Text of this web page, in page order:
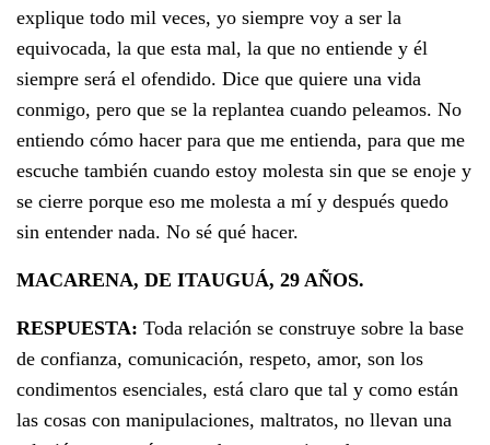
explique todo mil veces, yo siempre voy a ser la
equivocada, la que esta mal, la que no entiende y él
siempre será el ofendido. Dice que quiere una vida
conmigo, pero que se la replantea cuando peleamos. No
entiendo cómo hacer para que me entienda, para que me
escuche también cuando estoy molesta sin que se enoje y
se cierre porque eso me molesta a mí y después quedo
sin entender nada. No sé qué hacer.
MACARENA, DE ITAUGUÁ, 29 AÑOS.
RESPUESTA: Toda relación se construye sobre la base
de confianza, comunicación, respeto, amor, son los
condimentos esenciales, está claro que tal y como están
las cosas con manipulaciones, maltratos, no llevan una